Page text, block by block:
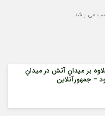
می باشد.
بر میدانِ آتش در میدانِ
– جمهورآنلاین